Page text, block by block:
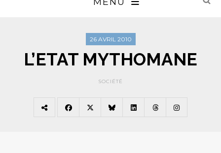
26 AVRIL 2010
L’ETAT MYTHOMANE
SOCIÉTÉ